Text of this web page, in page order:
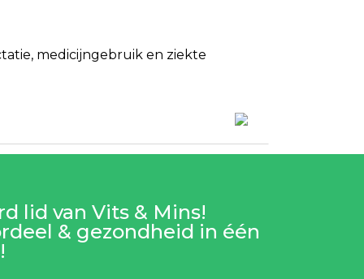
medicijngebruik en ziekte
lid van Vits & Mins!
& gezondheid in één